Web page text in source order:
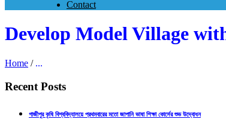
Contact
Develop Model Village
Home / ...
Recent Posts
গাজীপুর কৃষি বিশ্ববিদ্যালয়ে প্রথমবারের মতো জাপানি ভাষা শিক্ষা কোর্সের শুভ উদ্বোধন